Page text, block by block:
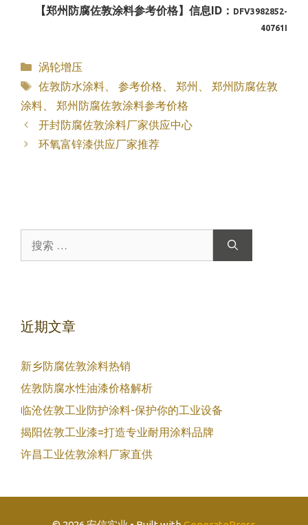
【郑州防腐佐敦涂料参考价格】信息ID： DFV3982852-
40761I
分
类
涡轮增压
标
签
佐敦防水涂料、 参考价格 郑州
郑州防腐佐敦
涂料
郑州防腐佐敦涂料参考价格
开封防腐佐敦涂料厂家供应中心
环氧富锌漆供应厂家推荐
索：
近期文章
新乡防腐佐敦涂料热销
佐敦防腐水性油漆价格解析
临沧佐敦工业防护涂料-保护你的工业设备
揭阳佐敦工业漆=打造专业耐用涂料品牌
许昌工业佐敦涂料厂家直供